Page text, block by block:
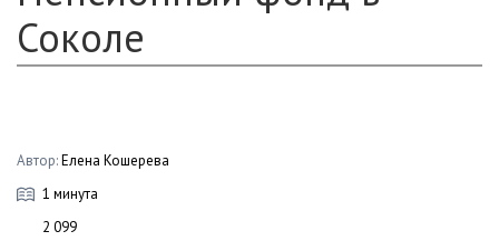
Соколе
Автор:Елена Кошерева
1 минута
2 099